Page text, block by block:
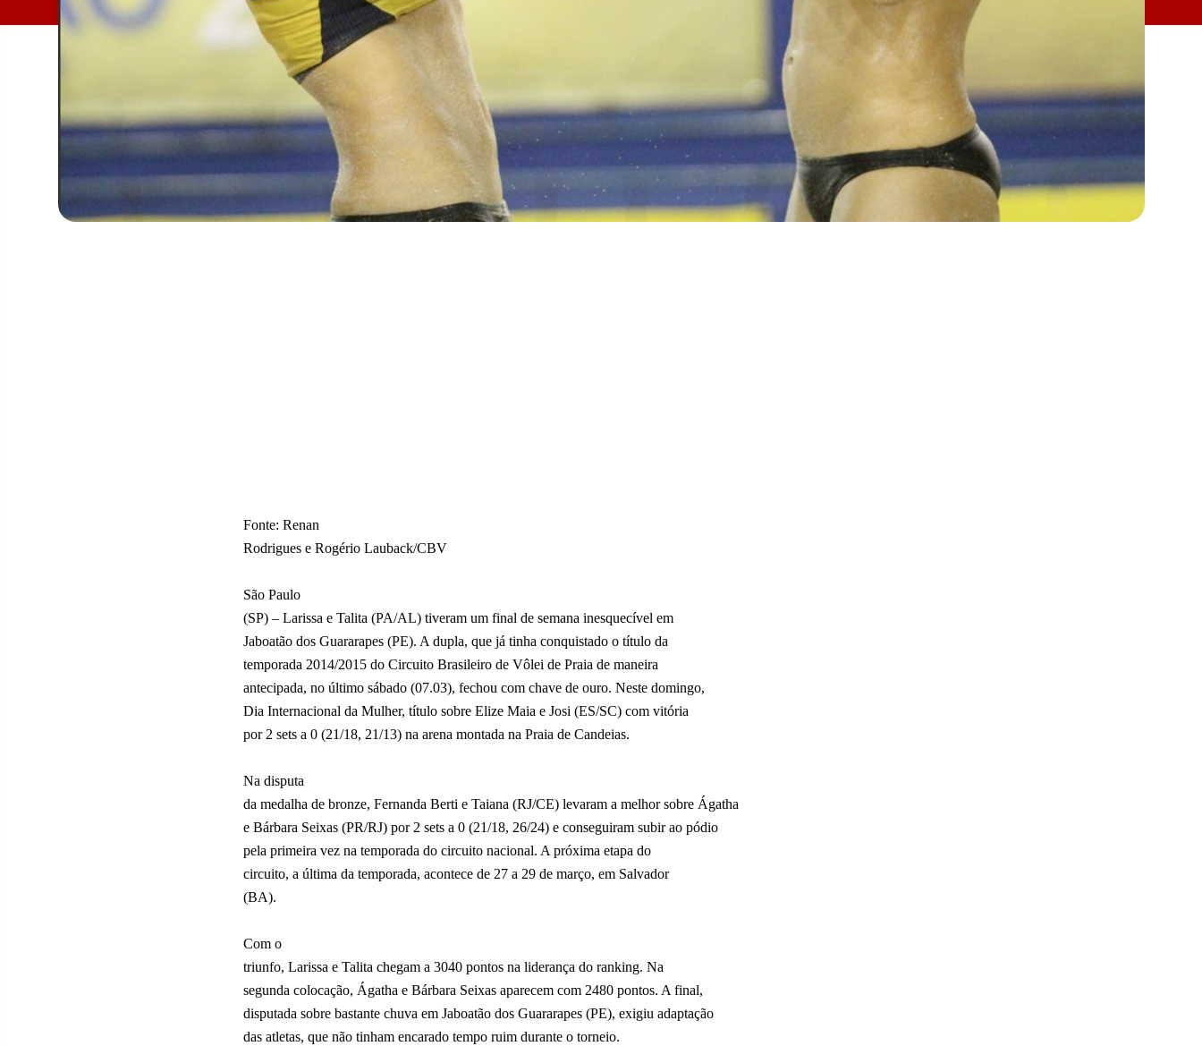
Fonte: Renan
Rodrigues e Rogério Lauback/CBV
São Paulo
(SP) – Larissa e Talita (PA/AL) tiveram um final de semana inesquecível em
Jaboatão dos Guararapes (PE). A dupla, que já tinha conquistado o título da
temporada 2014/2015 do Circuito Brasileiro de Vôlei de Praia de maneira
antecipada, no último sábado (07.03), fechou com chave de ouro. Neste domingo,
Dia Internacional da Mulher, título sobre Elize Maia e Josi (ES/SC) com vitória
por 2 sets a 0 (21/18, 21/13) na arena montada na Praia de Candeias.
Na disputa
da medalha de bronze, Fernanda Berti e Taiana (RJ/CE) levaram a melhor sobre Ágatha
e Bárbara Seixas (PR/RJ) por 2 sets a 0 (21/18, 26/24) e conseguiram subir ao pódio
pela primeira vez na temporada do circuito nacional. A próxima etapa do
circuito, a última da temporada, acontece de 27 a 29 de março, em Salvador
(BA).
Com o
triunfo, Larissa e Talita chegam a 3040 pontos na liderança do ranking. Na
segunda colocação, Ágatha e Bárbara Seixas aparecem com 2480 pontos. A final,
disputada sobre bastante chuva em Jaboatão dos Guararapes (PE), exigiu adaptação
das atletas, que não tinham encarado tempo ruim durante o torneio.